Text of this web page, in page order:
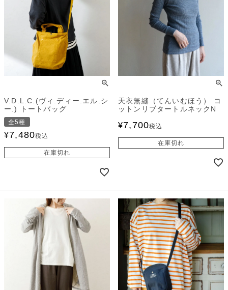
V.D.L.C.(ヴィ.ディー.エル.シ
ー.) トートバッグ
全5種
¥7,480税込
在庫切れ
天衣無縫（てんいむほう） コ
ットンリブタートルネックN
¥7,700税込
在庫切れ